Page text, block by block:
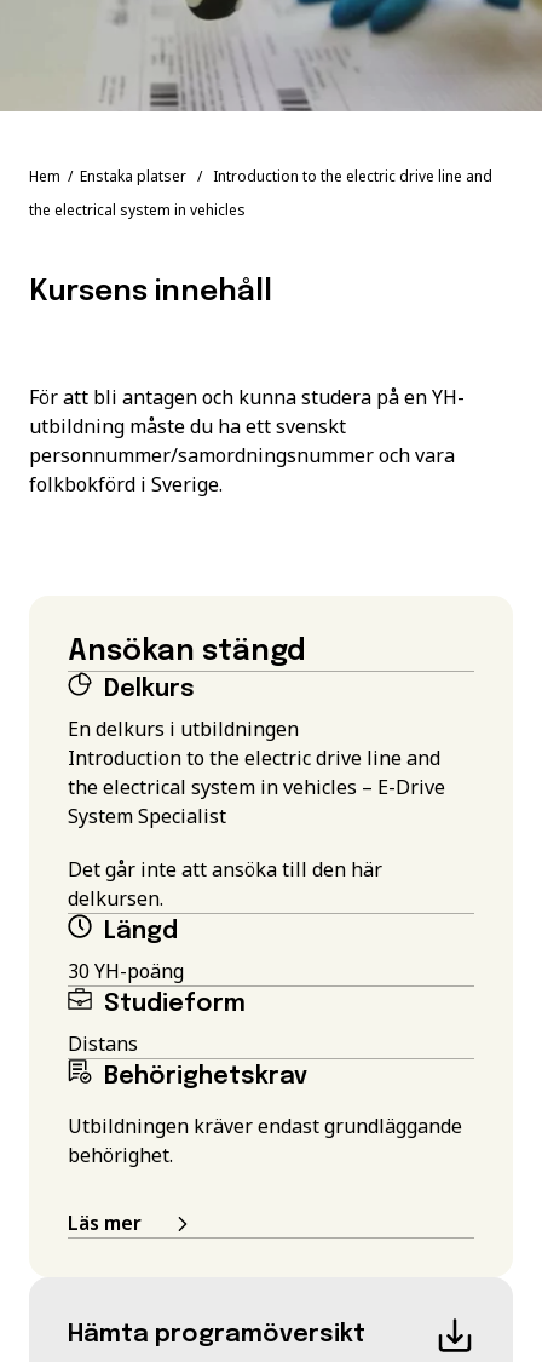
Hem / Enstaka platser / Introduction to the electric drive line and
the electrical system in vehicles
Kursens innehåll
För att bli antagen och kunna studera på en YH-
utbildning måste du ha ett svenskt
personnummer/samordningsnummer och vara
folkbokförd i Sverige.
Ansökan stängd
Delkurs
En delkurs i utbildningen
Introduction to the electric drive line and
the electrical system in vehicles – E-Drive
System Specialist
Det går inte att ansöka till den här
delkursen.
Längd
30 YH-poäng
Studieform
Distans
Behörighetskrav
Utbildningen kräver endast grundläggande
behörighet.
Läs mer
Hämta programöversikt